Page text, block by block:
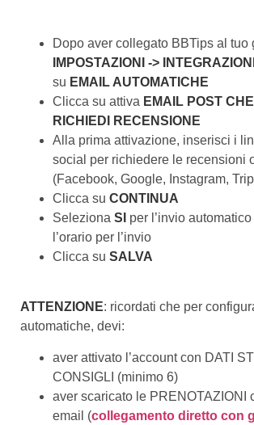
Dopo aver collegato BBTips al tuo
IMPOSTAZIONI -> INTEGRAZIONI
su EMAIL AUTOMATICHE
Clicca su attiva EMAIL POST
RICHIEDI RECENSIONE
Alla prima attivazione, inserisci i
social per richiedere le recensioni
(Facebook, Google, Instagram,
Clicca su CONTINUA
Seleziona SI per l’invio
l’orario per l’invio
Clicca su SALVA
ATTENZIONE: ricordati che per
automatiche, devi:
aver attivato l’account con DATI
CONSIGLI (minimo 6)
aver scaricato le PRENOTAZIONI
email (collegamento diretto con